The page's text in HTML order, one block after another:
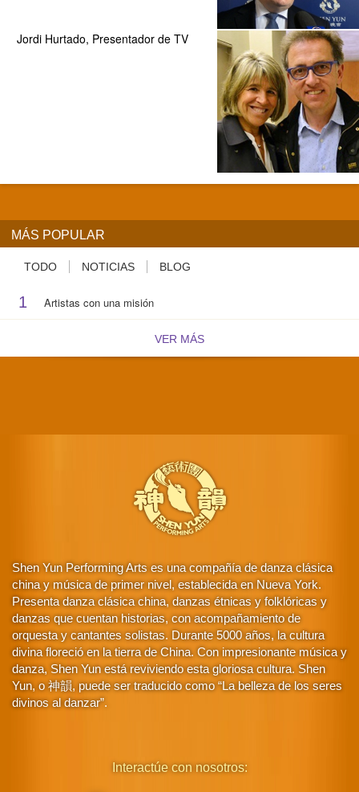
Jordi Hurtado, Presentador de TV
MÁS POPULAR
TODO NOTICIAS BLOG
1 Artistas con una misión
VER MÁS
Shen Yun Performing Arts es una compañía de danza clásica
china y música de primer nivel, establecida en Nueva York.
Presenta danza clásica china, danzas étnicas y folklóricas y
danzas que cuentan historias, con acompañamiento de
orquesta y cantantes solistas. Durante 5000 años, la cultura
divina floreció en la tierra de China. Con impresionante música y
danza, Shen Yun está reviviendo esta gloriosa cultura. Shen
Yun, o 神韻, puede ser traducido como “La belleza de los seres
divinos al danzar”.
Interactúe con nosotros: